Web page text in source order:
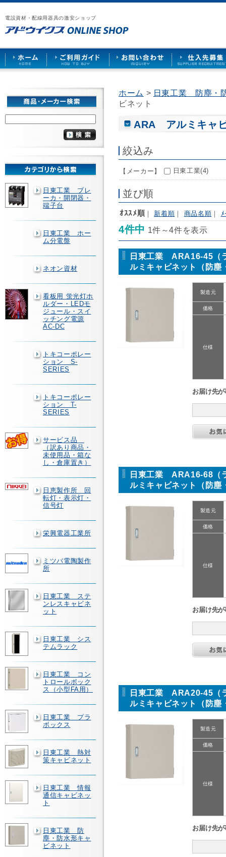
電設資材・配線用器具の激安ショップ
漏
電
ブ
レ
ー
カ
ー
や
照
ケ
ッ
ト
な
で
販
売
ア
ウ
イ
ス
HOME
ご
用
ガ
ド
お
い
合
せ
仕
先
募
日東工業 ブレ
ーカ・開閉器・
端子台
日東工業 ホー
ム分電盤
ネオン資材
看板用 蛍光灯ホ
ルダー・LEDモ
ジュール・スイ
ッチング電源
AC-DC
トキコーポレー
ション S-
SERIES
トキコーポレー
ション T-
SERIES
サービス品
（訳あり商品・
未使用品・箱な
し・倉庫置き）
日恵製作所 回
転灯・表示灯・
信号灯
栄興電器工業所
ミツバ電陶製作
所
日東工業 ステ
ンレスキャビネ
ット
日東工業 シス
テムラック
日東工業 コン
トロールボック
ス（小型FA用）
日東工業 プラ
ボックス
日東工業 熱対
策キャビネット
日東工業 情報
通信キャビネッ
ト
日東工業 防
塵・防水形キャ
ビネット
ホーム > 日東工業 防塵・
ビネット
ARA アルミキャ
絞込み
【メーカー】 日東工業(4)
並び順
ｵｽｽﾒ順 ｜ 新着順 ｜ 商品名順 ｜ ﾒ
4件中 1件～4件を表示
日東工業 ARA16-45（
ルミキャビネット（防
製造元
価格
仕様
お届け先
日東工業 ARA16-68（
ルミキャビネット（防
製造元
価格
仕様
お届け先
日東工業 ARA20-45（
ルミキャビネット（防
製造元
価格
仕様
お届け先